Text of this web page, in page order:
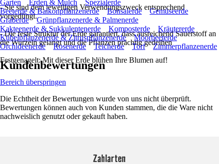
- Sie sind dem jeweiligen Verwendungszweck entsprechend
vorgedüngt.
- Die feste Struktur der Erde garantiert, dass ausreichend Sauerstoff an
die Wurzeln gelangt und die Pflanzen prächtig gedeihen
Festgenagelt: Mit dieser Erde blühen Ihre Blumen auf!
Garten Erden & Mulch
Spezialerde
Beeterde & Balkonpflanzenerde
Bonsaierde
Gemüseerde
Graberde
Grünpflanzenerde & Palmenerde
Kakteenerde & Sukkulentenerde
Komposterde
Kräutererde
Kübelpflanzenerde & Zitruspflanzenerde
Moorbeeterde
Orchideenerde
Rosenerde Teicherde Torf Zimmerpflanzenerde
Kundenbewertungen
Bereich überspringen
Die Echtheit der Bewertungen wurde von uns nicht überprüft.
Bewertungen können auch von Kunden stammen, die die Ware nicht
nachweislich genutzt oder gekauft haben.
Zahlarten